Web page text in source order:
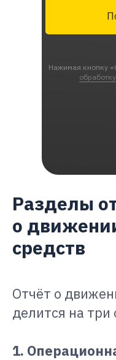
Нажимая кнопку
Разделы
о
средств
Отчёт о
делится на три
1.